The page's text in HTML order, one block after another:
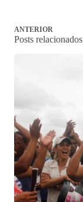
ANTERIOR
Posts relacionados